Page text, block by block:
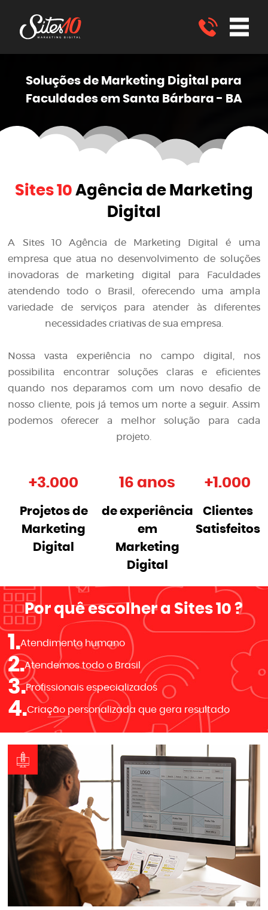
Soluções de Marketing Digital para
Faculdades em Santa Bárbara - BA
Sites 10 Agência de Marketing
Digital
A Sites 10 Agência de Marketing Digital
é uma
empresa que atua no desenvolvimento de soluções
inovadoras de marketing digital para Faculdades
atendendo todo o Brasil, oferecendo uma ampla
variedade de serviços para atender às diferentes
necessidades criativas de sua empresa.
Nossa vasta experiência no campo digital, nos
possibilita encontrar soluções claras e eficientes
quando nos deparamos com um novo desafio de
nosso cliente, pois já temos um norte a seguir. Assim
podemos oferecer a melhor solução para cada
projeto.
+3.000
Projetos de
Marketing
Digital
16 anos
de experiência
em
Marketing
Digital
+1.000
Clientes
Satisfeitos
Por quê escolher a Sites 10 ?
1.Atendimento humano
2.Atendemos todo o Brasil
3.Profissionais especializados
4.Criação personalizada que gera resultado